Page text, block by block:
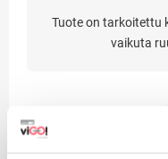
Tuote on tarkoitettu
vaikuta